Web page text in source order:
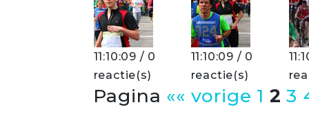
11:10:09 / 0
reactie(s)
11:10:09 / 0
reactie(s)
Pagina «« vorige 1 2 3